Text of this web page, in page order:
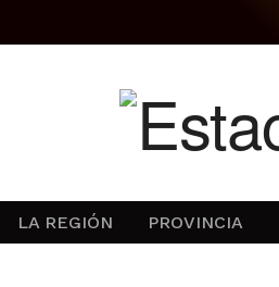
LA REGIÓN PROVINCIA